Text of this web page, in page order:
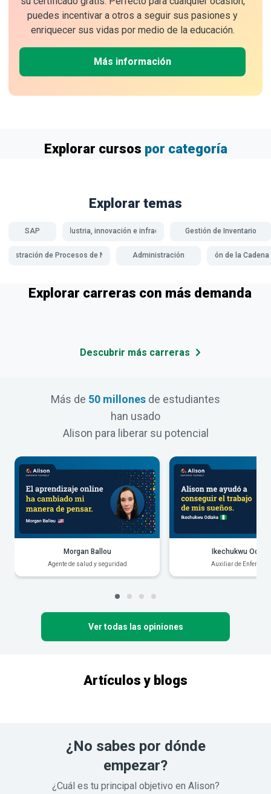
puedes incentivar a otros a seguir sus pasiones y
enriquecer sus vidas por medio de la educación.
Más información
Explorar cursos por categoría
Explorar temas
SAPODS 9: Industria, innovación e infraestructuraGestión de Inventario
de Procesos de Negocio Administración Gestión de la
Explorar carreras con más demanda
Descubrir más carreras
Más de 50 millones de estudiantes
han usado
Alison para liberar su potencial
Morgan Ballou
Agente de salud y seguridad
Ikechukwu
Auxiliar de
Ver todas las opiniones
Artículos y blogs
¿No sabes por dónde
empezar?
¿Cuál es tu principal objetivo en Alison?